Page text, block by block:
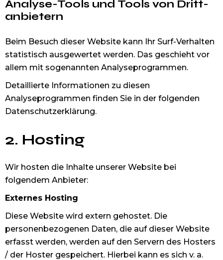
Analyse-Tools und Tools von Dritt­
anbietern
Beim Besuch dieser Website kann Ihr Surf-Verhalten
statistisch ausgewertet werden. Das geschieht vor
allem mit sogenannten Analyseprogrammen.
Detaillierte Informationen zu diesen
Analyseprogrammen finden Sie in der folgenden
Datenschutzerklärung.
2. Hosting
Wir hosten die Inhalte unserer Website bei
folgendem Anbieter:
Externes Hosting
Diese Website wird extern gehostet. Die
personenbezogenen Daten, die auf dieser Website
erfasst werden, werden auf den Servern des Hosters
/ der Hoster gespeichert. Hierbei kann es sich v. a.